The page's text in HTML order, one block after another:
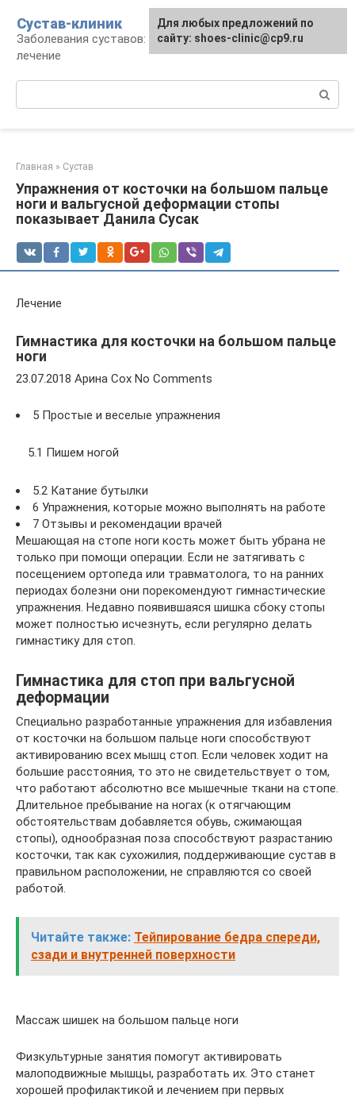
контенту
Сустав-клиник
Заболевания суставов: профилактика и
лечение
Главная » Сустав
Упражнения от косточки на большом пальце
ноги и вальгусной деформации стопы
показывает Данила Сусак
Лечение
Гимнастика для косточки на большом пальце
ноги
23.07.2018 Арина Сох No Comments
5 Простые и веселые упражнения
5.1 Пишем ногой
5.2 Катание бутылки
6 Упражнения, которые можно выполнять на работе
7 Отзывы и рекомендации врачей
Мешающая на стопе ноги кость может быть убрана не
только при помощи операции. Если не затягивать с
посещением ортопеда или травматолога, то на ранних
периодах болезни они порекомендуют гимнастические
упражнения. Недавно появившаяся шишка сбоку стопы
может полностью исчезнуть, если регулярно делать
гимнастику для стоп.
Гимнастика для стоп при вальгусной
деформации
Специально разработанные упражнения для избавления
от косточки на большом пальце ноги способствуют
активированию всех мышц стоп. Если человек ходит на
большие расстояния, то это не свидетельствует о том,
что работают абсолютно все мышечные ткани на стопе.
Длительное пребывание на ногах (к отягчающим
обстоятельствам добавляется обувь, сжимающая
стопы), однообразная поза способствуют разрастанию
косточки, так как сухожилия, поддерживающие сустав в
правильном расположении, не справляются со своей
работой.
Читайте также: Тейпирование бедра спереди,
сзади и внутренней поверхности
Массаж шишек на большом пальце ноги
Физкультурные занятия помогут активировать
малоподвижные мышцы, разработать их. Это станет
хорошей профилактикой и лечением при первых
Для любых предложений по
сайту: shoes-clinic@cp9.ru